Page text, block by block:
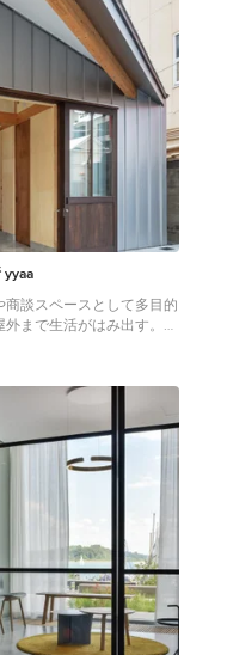
yyaa
談スペースとして多目的
まで生活がはみ出す。
Holzhaustür, grauem
und Wandpaneelen in